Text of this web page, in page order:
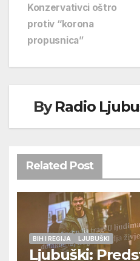
Konzervativci oštro
protiv “korona
propusnica”
ByRadio
Related Post
BIH I REGIJA LJUBUŠKI
Ljubuški: